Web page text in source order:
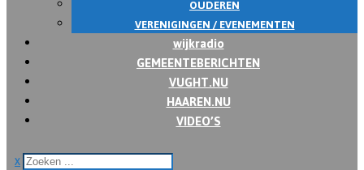
OUDEREN
VERENIGINGEN / EVENEMENTEN
wijkradio
GEMEENTEBERICHTEN
VUGHT.NU
HAAREN.NU
VIDEO’S
x